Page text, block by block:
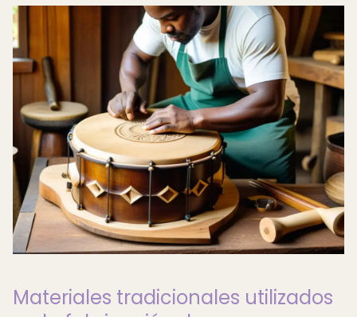
Materiales tradicionales utilizados